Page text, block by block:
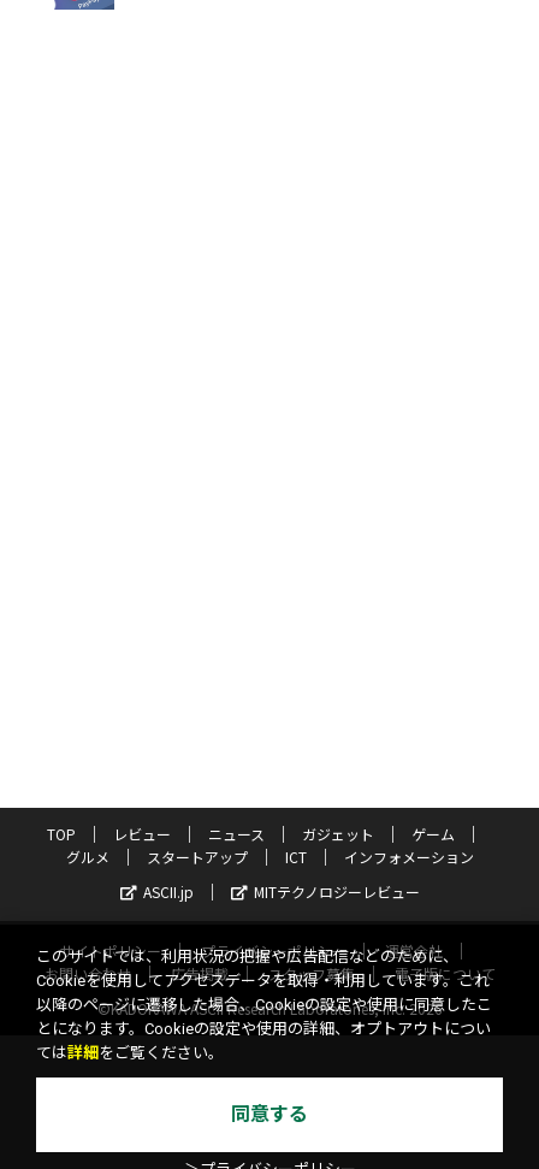
TOP レビュー ニュース ガジェット
ゲーム
グルメ
スタートアップ ICT
インフォメーション
ASCII.jp
MITテクノロジーレビュー
サイトポリシー プライバシーポリシー
運営会社
お問い合わせ
広告掲載 スタッフ募集
電子版について
©KADOKAWA ASCII Research Laboratories, Inc. 2026
このサイトでは、利用状況の把握や広告配信などのために、
Cookieを使用してアクセスデータを取得・利用しています。これ
以降のページに遷移した場合、Cookieの設定や使用に同意したこ
とになります。Cookieの設定や使用の詳細、オプトアウトについ
ては詳細 をご覧ください。
同意する